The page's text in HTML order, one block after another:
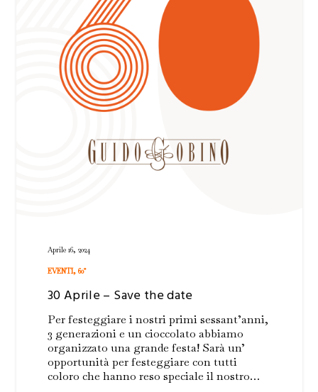
Aprile 16, 2024
EVENTI, 60°
30 Aprile – Save the date
Per festeggiare i nostri primi sessant’anni,
3 generazioni e un cioccolato abbiamo
organizzato una grande festa! Sarà un’
opportunità per festeggiare con tutti
coloro che hanno reso speciale il nostro…